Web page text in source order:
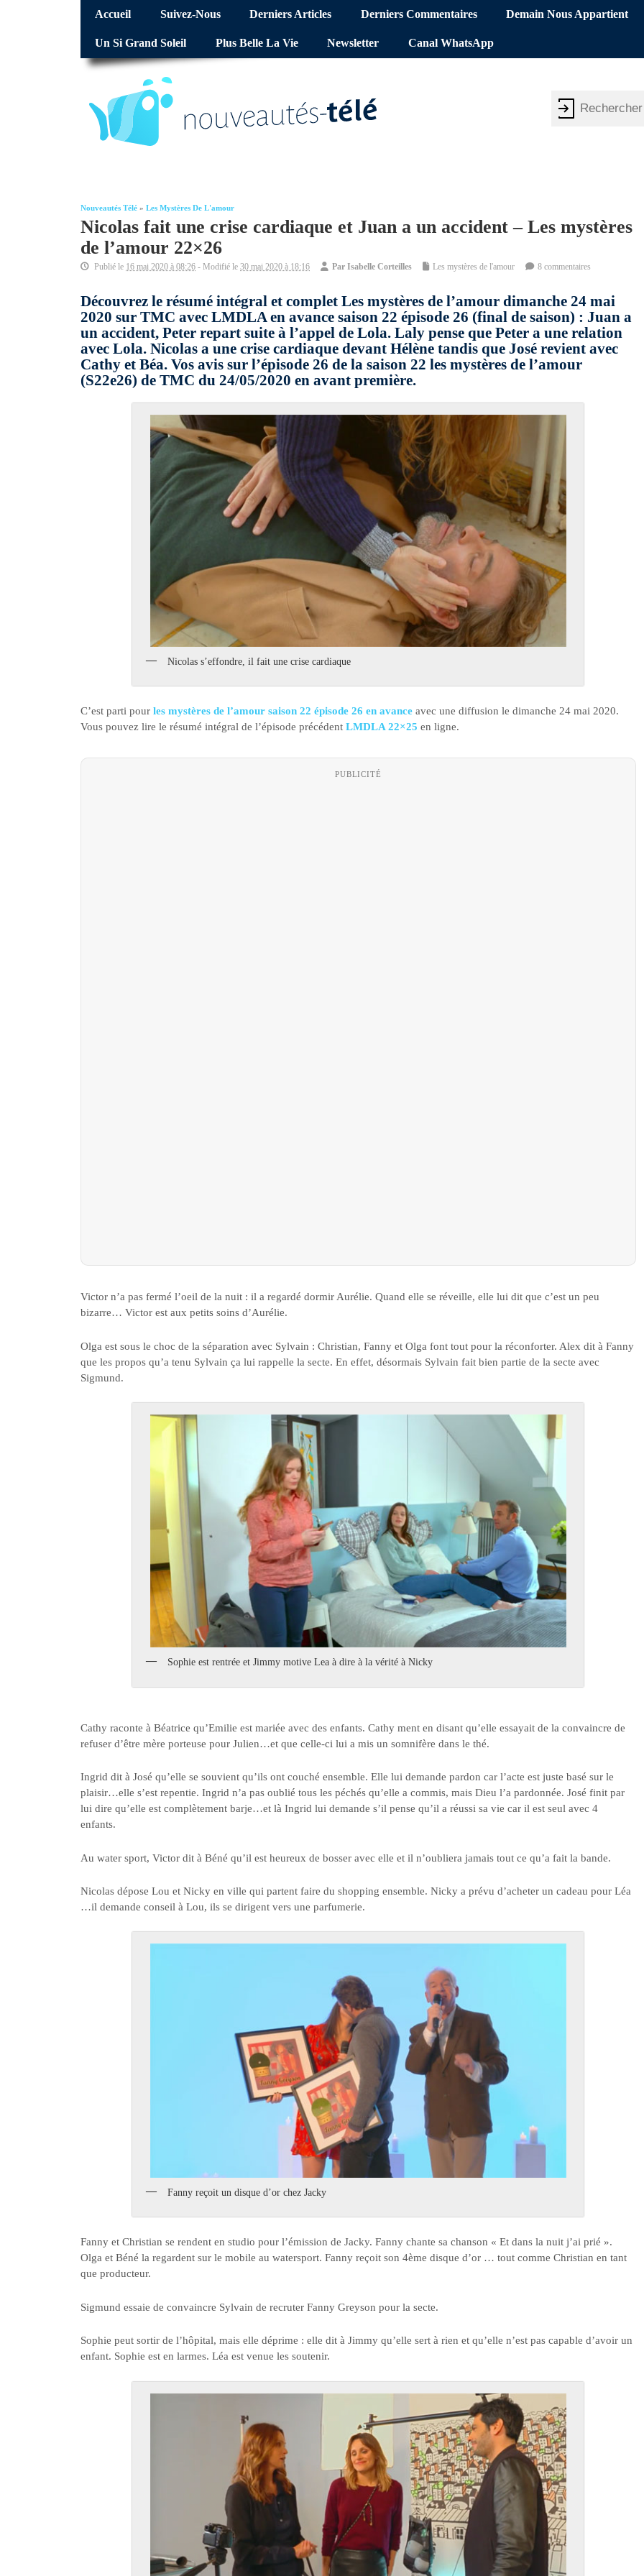
Accueil Suivez-Nous Derniers Articles Derniers Commentaires Demain Nous Appartient
Un Si Grand Soleil Plus Belle La Vie Newsletter Canal WhatsApp
Nouveautés Télé » Les Mystères De L'amour
Nicolas fait une crise cardiaque et Juan a un accident – Les mystères
de l’amour 22×26
Publié le 16 mai 2020 à 08:26 - Modifié le 30 mai 2020 à 18:16 Par Isabelle Corteilles Les mystères de l'amour 8 commentaires
Découvrez le résumé intégral et complet Les mystères de l’amour dimanche 24 mai
2020 sur TMC avec LMDLA en avance saison 22 épisode 26 (final de saison) : Juan a
un accident, Peter repart suite à l’appel de Lola. Laly pense que Peter a une relation
avec Lola. Nicolas a une crise cardiaque devant Hélène tandis que José revient avec
Cathy et Béa. Vos avis sur l’épisode 26 de la saison 22 les mystères de l’amour
(S22e26) de TMC du 24/05/2020 en avant première.
Nicolas s’effondre, il fait une crise cardiaque
C’est parti pour les mystères de l’amour saison 22 épisode 26 en avance avec une diffusion le dimanche 24 mai 2020.
Vous pouvez lire le résumé intégral de l’épisode précédent LMDLA 22×25 en ligne.
PUBLICITÉ
Victor n’a pas fermé l’oeil de la nuit : il a regardé dormir Aurélie. Quand elle se réveille, elle lui dit que c’est un peu
bizarre… Victor est aux petits soins d’Aurélie.
Olga est sous le choc de la séparation avec Sylvain : Christian, Fanny et Olga font tout pour la réconforter. Alex dit à Fanny
que les propos qu’a tenu Sylvain ça lui rappelle la secte. En effet, désormais Sylvain fait bien partie de la secte avec
Sigmund.
Sophie est rentrée et Jimmy motive Lea à dire à la vérité à Nicky
Cathy raconte à Béatrice qu’Emilie est mariée avec des enfants. Cathy ment en disant qu’elle essayait de la convaincre de
refuser d’être mère porteuse pour Julien…et que celle-ci lui a mis un somnifère dans le thé.
Ingrid dit à José qu’elle se souvient qu’ils ont couché ensemble. Elle lui demande pardon car l’acte est juste basé sur le
plaisir…elle s’est repentie. Ingrid n’a pas oublié tous les péchés qu’elle a commis, mais Dieu l’a pardonnée. José finit par
lui dire qu’elle est complètement barje…et là Ingrid lui demande s’il pense qu’il a réussi sa vie car il est seul avec 4
enfants.
Au water sport, Victor dit à Béné qu’il est heureux de bosser avec elle et il n’oubliera jamais tout ce qu’a fait la bande.
Nicolas dépose Lou et Nicky en ville qui partent faire du shopping ensemble. Nicky a prévu d’acheter un cadeau pour Léa
…il demande conseil à Lou, ils se dirigent vers une parfumerie.
Fanny reçoit un disque d’or chez Jacky
Fanny et Christian se rendent en studio pour l’émission de Jacky. Fanny chante sa chanson « Et dans la nuit j’ai prié ».
Olga et Béné la regardent sur le mobile au watersport. Fanny reçoit son 4ème disque d’or … tout comme Christian en tant
que producteur.
Sigmund essaie de convaincre Sylvain de recruter Fanny Greyson pour la secte.
Sophie peut sortir de l’hôpital, mais elle déprime : elle dit à Jimmy qu’elle sert à rien et qu’elle n’est pas capable d’avoir un
enfant. Sophie est en larmes. Léa est venue les soutenir.